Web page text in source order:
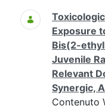
Ricerca
Exposure
Bis(2-
Juvenile
Relevant
Synergic,
Contenuto